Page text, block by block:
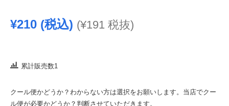
¥210 (税込) (¥191 税抜)
累計販売数1
クール便かどうか？わからない方は選択をお願いします。当店でクー
ル便が必要かどうか？判断させていただきます。